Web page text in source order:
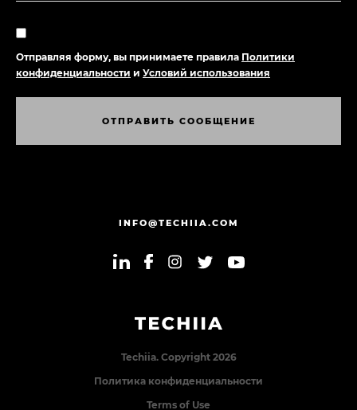
Techiia. Copyright 2026
Политика конфиденциальности
Terms of Use
Отправляя форму, вы принимаете правила Политики
конфиденциальности и Условий использования
ОТП РАВИТЬ СООБЩЕНИЕ
INFO@TECHIIA.COM